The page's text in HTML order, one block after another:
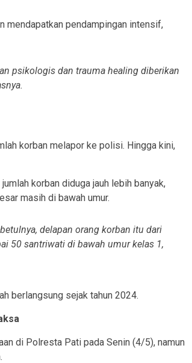
mendapatkan pendampingan intensif,
psikologis dan trauma healing diberikan
korban melapor ke polisi. Hingga kini,
korban diduga jauh lebih banyak,
masih di bawah umur.
delapan orang korban itu dari
50 santriwati di bawah umur kelas 1,
berlangsung sejak tahun 2024.
di Polresta Pati pada Senin (4/5), namun